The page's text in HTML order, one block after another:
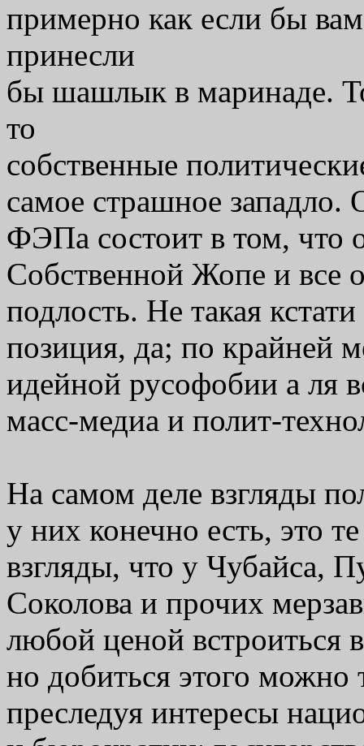
примерно как если бы
принесли
бы шашлык в маринаде.
то
собственные
самое страшное западло.
ФЭПа состоит в том, что
Собственной Жопе и все
подлость. Не такая
позиция, да; по крайней
идейной русофобии а ля
масс-медиа и полит-
На самом деле взгляды
у них конечно есть, это
взгляды, что у Чубайса,
Соколова и прочих
любой ценой встроиться
но добиться этого можно
преследуя интересы